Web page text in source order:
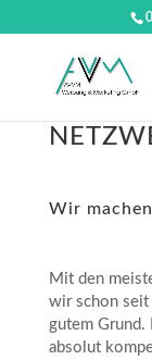
Wir
Mit den
wir schon seit
gutem Grund.
absolut